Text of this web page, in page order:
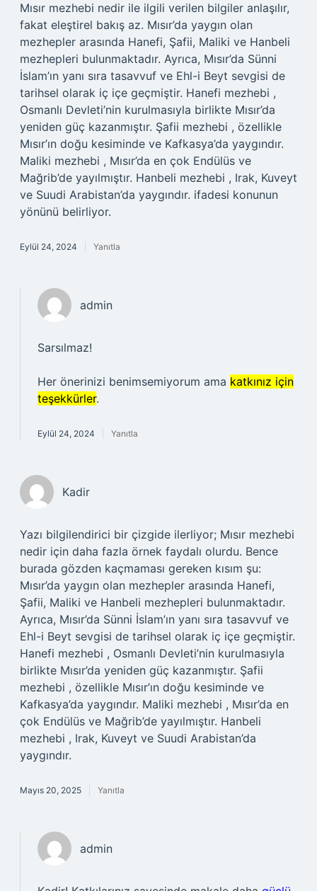
Mısır mezhebi nedir ile ilgili verilen bilgiler anlaşılır,
fakat eleştirel bakış az. Mısır’da yaygın olan
mezhepler arasında Hanefi, Şafii, Maliki ve Hanbeli
mezhepleri bulunmaktadır. Ayrıca, Mısır’da Sünni
İslam’ın yanı sıra tasavvuf ve Ehl-i Beyt sevgisi de
tarihsel olarak iç içe geçmiştir. Hanefi mezhebi ,
Osmanlı Devleti’nin kurulmasıyla birlikte Mısır’da
yeniden güç kazanmıştır. Şafii mezhebi , özellikle
Mısır’ın doğu kesiminde ve Kafkasya’da yaygındır.
Maliki mezhebi , Mısır’da en çok Endülüs ve
Mağrib’de yayılmıştır. Hanbeli mezhebi , Irak, Kuveyt
ve Suudi Arabistan’da yaygındır. ifadesi konunun
yönünü belirliyor.
Eylül 24, 2024 Yanıtla
admin
Sarsılmaz!
Her önerinizi benimsemiyorum ama katkınız için
teşekkürler.
Eylül 24, 2024 Yanıtla
Kadir
Yazı bilgilendirici bir çizgide ilerliyor; Mısır mezhebi
nedir için daha fazla örnek faydalı olurdu. Bence
burada gözden kaçmaması gereken kısım şu:
Mısır’da yaygın olan mezhepler arasında Hanefi,
Şafii, Maliki ve Hanbeli mezhepleri bulunmaktadır.
Ayrıca, Mısır’da Sünni İslam’ın yanı sıra tasavvuf ve
Ehl-i Beyt sevgisi de tarihsel olarak iç içe geçmiştir.
Hanefi mezhebi , Osmanlı Devleti’nin kurulmasıyla
birlikte Mısır’da yeniden güç kazanmıştır. Şafii
mezhebi , özellikle Mısır’ın doğu kesiminde ve
Kafkasya’da yaygındır. Maliki mezhebi , Mısır’da en
çok Endülüs ve Mağrib’de yayılmıştır. Hanbeli
mezhebi , Irak, Kuveyt ve Suudi Arabistan’da
yaygındır.
Mayıs 20, 2025 Yanıtla
admin